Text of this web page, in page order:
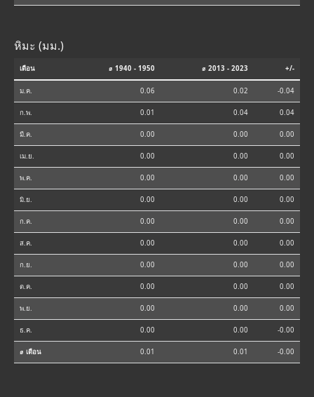
หิมะ (มม.)
เดือน ⌀ 1940 - 1950 ⌀ 2013 - 2023 +/-
ม.ค. 0.06 0.02 -0.04
ก.พ. 0.01 0.04 0.04
มี.ค. 0.00 0.00 0.00
เม.ย. 0.00 0.00 0.00
พ.ค. 0.00 0.00 0.00
มิ.ย. 0.00 0.00 0.00
ก.ค. 0.00 0.00 0.00
ส.ค. 0.00 0.00 0.00
ก.ย. 0.00 0.00 0.00
ต.ค. 0.00 0.00 0.00
พ.ย. 0.00 0.00 0.00
ธ.ค. 0.00 0.00 -0.00
⌀ เดือน 0.01 0.01 -0.00